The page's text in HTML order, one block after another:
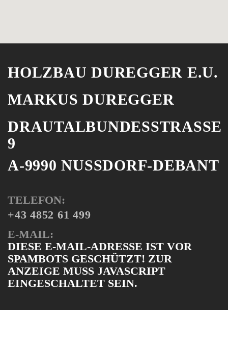
HOLZBAU DUREGGER E.U.
MARKUS DUREGGER
DRAUTALBUNDESSTRASSE 9
A-9990 NUSSDORF-DEBANT
TELEFON:
+43 4852 61 499
E-MAIL:
DIESE E-MAIL-ADRESSE IST VOR
SPAMBOTS GESCHÜTZT! ZUR
ANZEIGE MUSS JAVASCRIPT
EINGESCHALTET SEIN.